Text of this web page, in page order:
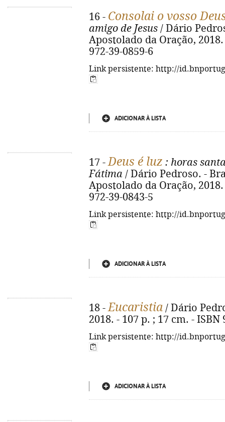
16 - Consolai o vosso
amigo de Jesus / Dário
Apostolado da Oração,
972-39-0859-6
Link persistente: http://
ADICIONAR À LISTA
17 -Deus é luz : horas
Fátima / Dário Pedroso. -
Apostolado da Oração,
972-39-0843-5
Link persistente: http://
ADICIONAR À LISTA
18 -Eucaristia / Dário
2018. - 107 p. ; 17 cm. - ISBN
Link persistente: http://
ADICIONAR À LISTA